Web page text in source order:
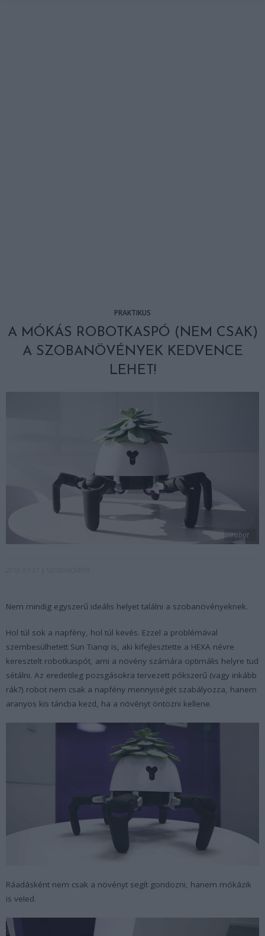
PRAKTIKUS
A MÓKÁS ROBOTKASPÓ (NEM CSAK)
A SZOBANÖVÉNYEK KEDVENCE
LEHET!
robot
Nem mindig egyszerű ideális helyet találni a szobanövényeknek.
Hol túl sok a napfény, hol túl kevés. Ezzel a problémával
szembesülhetett Sun Tianqi is, aki kifejlesztette a HEXA névre
keresztelt robotkaspót, ami a növény számára optimális helyre tud
sétálni. Az eredetileg pozsgásokra tervezett pókszerű (vagy inkább
rák?) robot nem csak a napfény mennyiségét szabályozza, hanem
aranyos kis táncba kezd, ha a növényt öntözni kellene.
Ráadásként nem csak a növényt segít gondozni, hanem mókázik
is veled.